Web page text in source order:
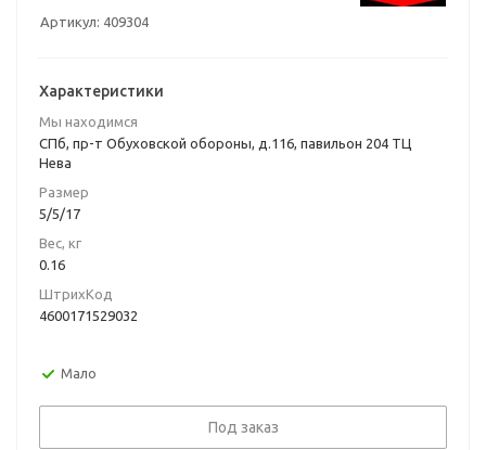
Артикул: 409304
Характеристики
Мы находимся
СПб, пр-т Обуховской обороны, д.116, павильон 204 ТЦ
Нева
Размер
5/5/17
Вес, кг
0.16
ШтрихКод
4600171529032
Мало
Под заказ